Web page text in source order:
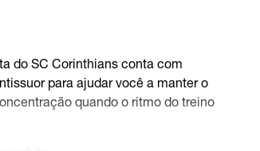
do SC Corinthians conta com
para ajudar você a manter o
quando o ritmo do treino